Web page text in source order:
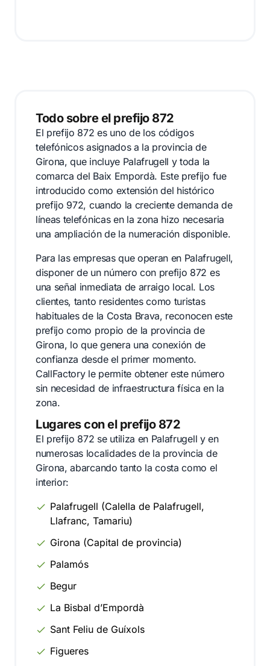
Todo sobre el prefijo 872
El prefijo 872 es uno de los códigos
telefónicos asignados a la provincia de
Girona, que incluye Palafrugell y toda la
comarca del Baix Empordà. Este prefijo fue
introducido como extensión del histórico
prefijo 972, cuando la creciente demanda de
líneas telefónicas en la zona hizo necesaria
una ampliación de la numeración disponible.
Para las empresas que operan en Palafrugell,
disponer de un número con prefijo 872 es
una señal inmediata de arraigo local. Los
clientes, tanto residentes como turistas
habituales de la Costa Brava, reconocen este
prefijo como propio de la provincia de
Girona, lo que genera una conexión de
confianza desde el primer momento.
CallFactory le permite obtener este número
sin necesidad de infraestructura física en la
zona.
Lugares con el prefijo 872
El prefijo 872 se utiliza en Palafrugell y en
numerosas localidades de la provincia de
Girona, abarcando tanto la costa como el
interior:
Palafrugell (Calella de Palafrugell,
Llafranc, Tamariu)
Girona (Capital de provincia)
Palamós
Begur
La Bisbal d’Empordà
Sant Feliu de Guíxols
Figueres